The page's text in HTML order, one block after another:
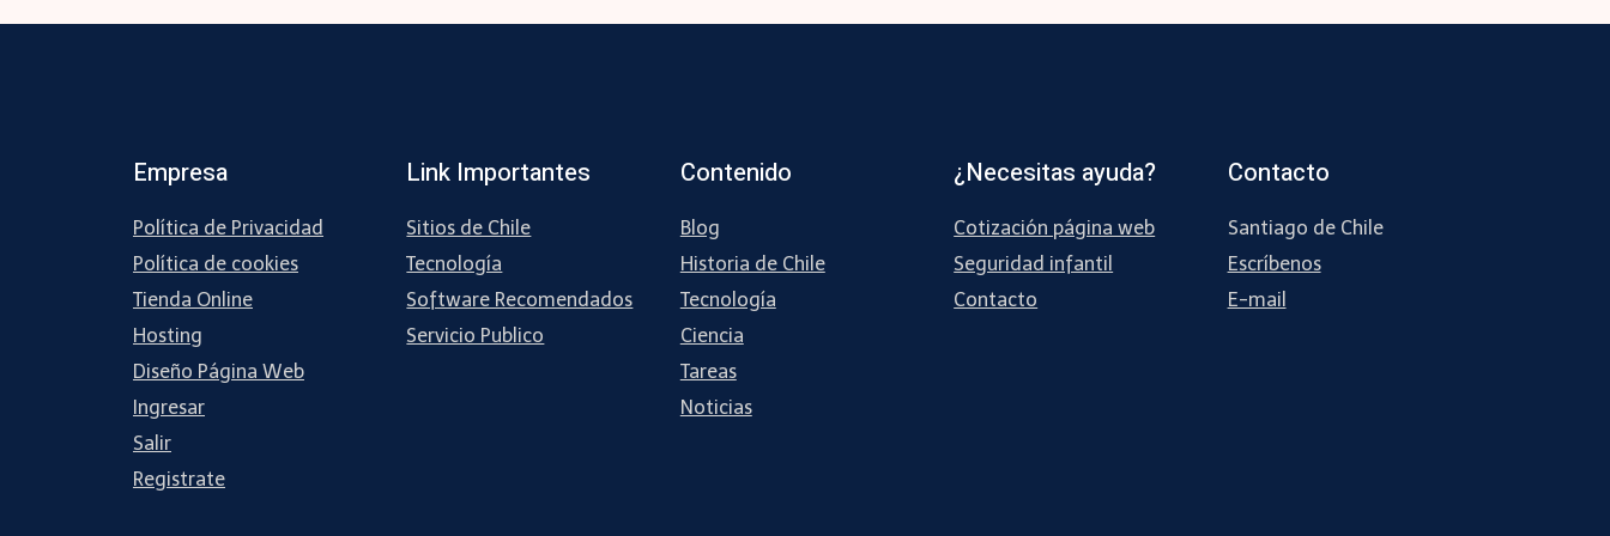
Empresa
Política de Privacidad
Política de cookies
Tienda Online
Hosting
Diseño Página Web
Ingresar
Salir
Registrate
Link Importantes
Sitios de Chile
Tecnología
Software Recomendados
Servicio Publico
Contenido
Blog
Historia de Chile
Tecnología
Ciencia
Tareas
Noticias
¿Necesitas ayuda?
Cotización página web
Seguridad infantil
Contacto
Contacto
Santiago de Chile
Escríbenos
E-mail